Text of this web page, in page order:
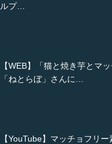
ルプ…
【WEB】「猫と焼き芋とマ
「ねとらぼ」さんに…
【YouTube】マッチョフリ